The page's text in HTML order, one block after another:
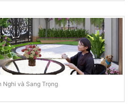
Nghi và Sang Trọng